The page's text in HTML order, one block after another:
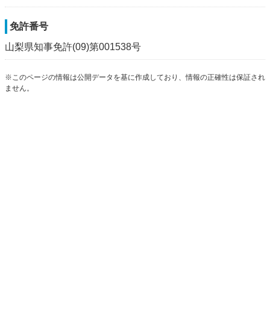
免許番号
山梨県知事免許(09)第001538号
※このページの情報は公開データを基に作成しており、情報の正確性は保証され
ません。